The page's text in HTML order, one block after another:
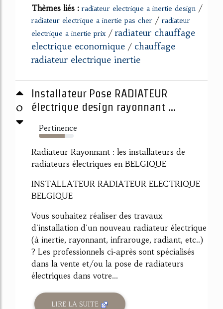
Thèmes liés : radiateur electrique a inertie design /
radiateur electrique a inertie pas cher / radiateur
electrique a inertie prix/radiateur chauffage
electrique economique / chauffage
radiateur electrique inertie
0
Installateur Pose RADIATEUR
électrique design rayonnant ...
Pertinence
74%
Radiateur Rayonnant : les installateurs de
radiateurs électriques en BELGIQUE
INSTALLATEUR RADIATEUR ELECTRIQUE
BELGIQUE
Vous souhaitez réaliser des travaux
d'installation d'un nouveau radiateur électrique
(à inertie, rayonnant, infrarouge, radiant, etc..)
? Les professionnels ci-après sont spécialisés
dans la vente et/ou la pose de radiateurs
électriques dans votre...
LIRE LA SUITE